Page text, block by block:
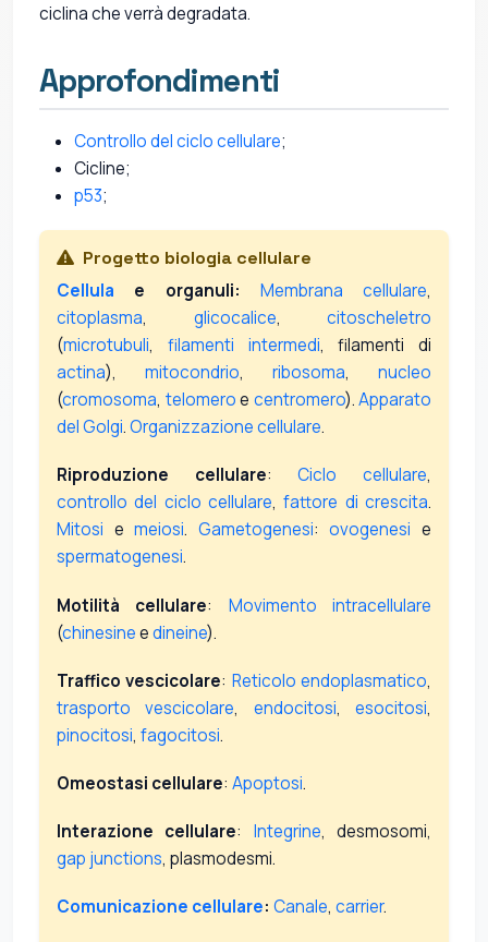
ciclina che verrà degradata.
Approfondimenti
Controllo del ciclo cellulare;
Cicline;
p53;
Progetto biologia cellulare
Cellula e organuli: Membrana cellulare,
citoplasma, glicocalice, citoscheletro
(microtubuli, filamenti intermedi, filamenti di
actina), mitocondrio, ribosoma, nucleo
(cromosoma, telomeroe centromero).Apparato
del Golgi.Organizzazione cellulare.
Riproduzione cellulare:Ciclo cellulare,
controllo del ciclo cellulare,fattore di crescita.
Mitosi emeiosi. Gametogenesi:ovogenesi e
spermatogenesi.
Motilità cellulare: Movimento intracellulare
(chinesineedineine).
Traffico vescicolare: Reticolo endoplasmatico,
trasporto vescicolare, endocitosi,esocitosi,
pinocitosi, fagocitosi.
Omeostasi cellulare: Apoptosi.
Interazione cellulare: Integrine, desmosomi,
gap junctions, plasmodesmi.
Comunicazione cellulare: Canale, carrier.